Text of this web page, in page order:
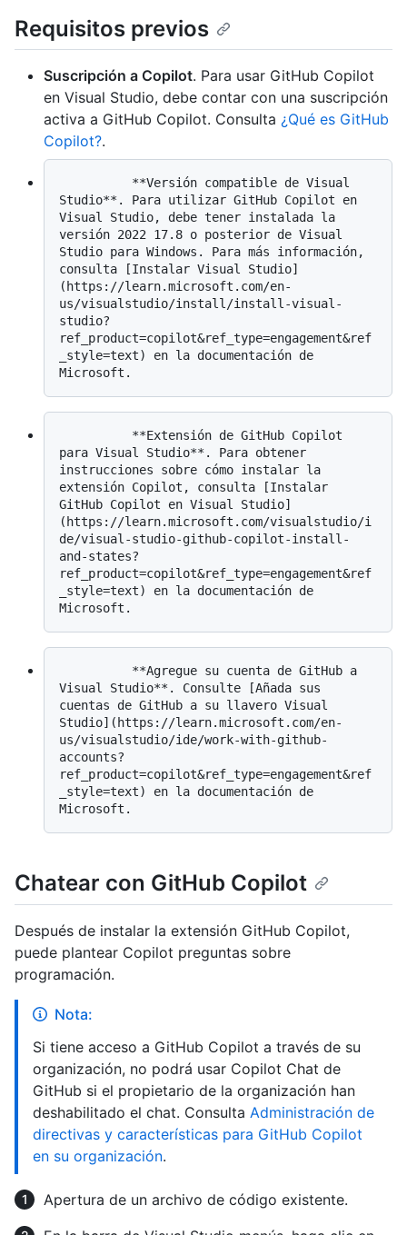
Requisitos previos
Suscripción a Copilot. Para usar GitHub Copilot
en Visual Studio, debe contar con una suscripción
activa a GitHub Copilot. Consulta ¿Qué es GitHub
Copilot?.
Studio**. Para utilizar GitHub Copilot en
Visual Studio, debe tener instalada la
versión 2022 17.8 o posterior de Visual
Studio para Windows. Para más información,
consulta [Instalar Visual Studio]
(https://learn.microsoft.com/en-
us/visualstudio/install/install-visual-
studio?
ref_product=copilot&ref_type=engagement&ref
_style=text) en la documentación de
para Visual Studio**. Para obtener
instrucciones sobre cómo instalar la
extensión Copilot, consulta [Instalar
GitHub Copilot en Visual Studio]
(https://learn.microsoft.com/visualstudio/i
de/visual-studio-github-copilot-install-
and-states?
ref_product=copilot&ref_type=engagement&ref
_style=text) en la documentación de
Visual Studio**. Consulte [Añada sus
cuentas de GitHub a su llavero Visual
Studio](https://learn.microsoft.com/en-
us/visualstudio/ide/work-with-github-
accounts?
ref_product=copilot&ref_type=engagement&ref
_style=text) en la documentación de
Chatear con GitHub Copilot
Después de instalar la extensión GitHub Copilot,
puede plantear Copilot preguntas sobre
programación.
Nota:
Si tiene acceso a GitHub Copilot a través de su
organización, no podrá usar Copilot Chat de
GitHub si el propietario de la organización han
deshabilitado el chat. Consulta Administración de
directivas y características para GitHub Copilot
en su organización.
Apertura de un archivo de código existente.